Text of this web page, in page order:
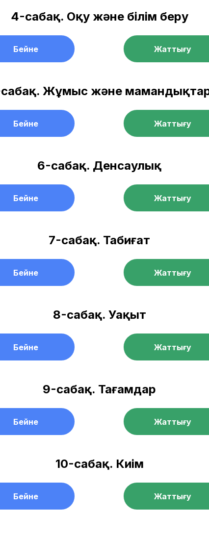
9-сабақ. Тағамдар
Бейне Жаттығу
10-сабақ. Киім
Бейне Жаттығу
4-сабақ. Оқу және білім беру
Бейне Жаттығу
Жұмыс және
Бейне Жаттығу
6-сабақ. Денсаулық
Бейне Жаттығу
7-сабақ. Табиғат
Бейне Жаттығу
8-сабақ. Уақыт
Бейне Жаттығу